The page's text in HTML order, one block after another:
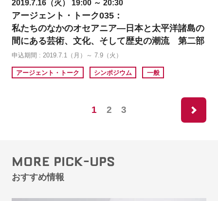
2019.7.16（火） 19:00 ～ 20:30
アージェント・トーク035：
私たちのなかのオセアニア―日本と太平洋諸島の
間にある芸術、文化、そして歴史の潮流 第二部
申込期間 : 2019.7.1（月）～ 7.9（火）
アージェント・トーク シンポジウム 一般
1 2 3
MORE PICK-UPS
おすすめ情報